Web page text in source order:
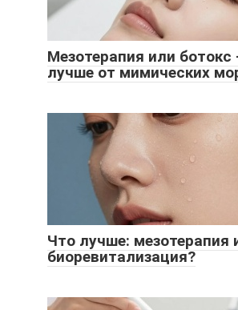
Мезотерапия или ботокс
лучше от мимических
Что лучше: мезотерапия
биоревитализация?